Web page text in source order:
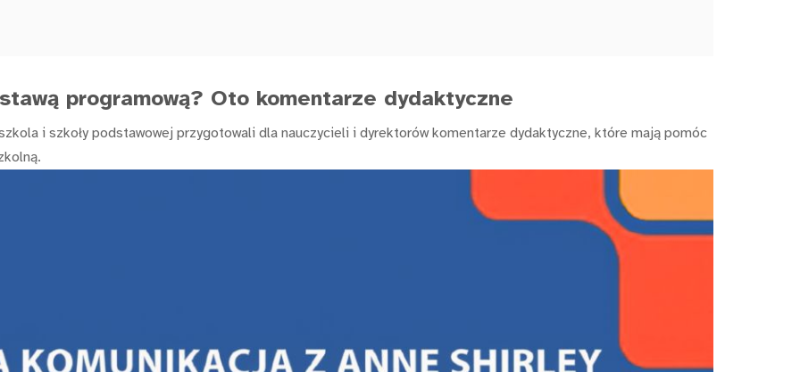
programową? Oto komentarze dydaktyczne
i szkoły podstawowej przygotowali dla nauczycieli i dyrektorów komentarze dydaktyczne, które mają pomóc